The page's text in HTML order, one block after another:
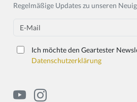
Regelmäßige Updates zu unseren
Email
Ich möchte den Geartester
Datenschutzerklärung